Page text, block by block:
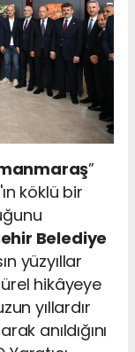
”
köklü bir
Belediye
yüzyıllar
hikâyeye
yıllardır
anıldığını